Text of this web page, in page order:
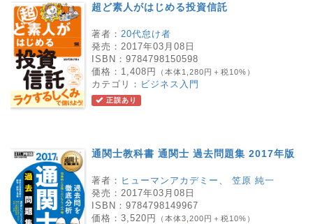
超ど素人がはじめる投資信託
著者： 20代怠け者
発売： 2017年03月08日
ISBN： 9784798150598
価格： 1,408円 （本体1,280円＋税10%）
カテゴリ： ビジネス入門
正誤あり
通関士教科書 通関士 過去問題集 2017年版
著者： ヒューマンアカデミー
笠原 純一
発売： 2017年03月08日
ISBN： 9784798149967
価格： 3,520円 （本体3,200円＋税10%）